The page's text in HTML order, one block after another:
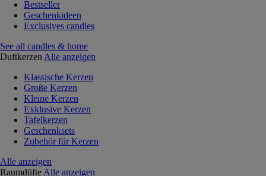
Bestseller
Geschenkideen
Exclusives candles
See all candles & home
Duftkerzen Alle anzeigen
Klassische Kerzen
Große Kerzen
Kleine Kerzen
Exklusive Kerzen
Tafelkerzen
Geschenksets
Zubehör für Kerzen
Alle anzeigen
Raumdüfte Alle anzeigen